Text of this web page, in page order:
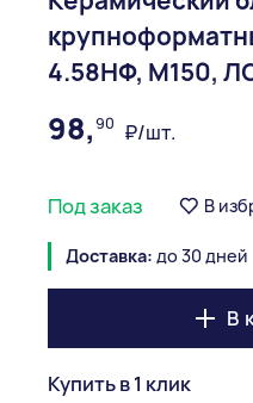
4.58НФ, М150,
98,90 ₽/шт.
Под заказ В
Доставка: до 30 дней
В
Купить в 1 клик